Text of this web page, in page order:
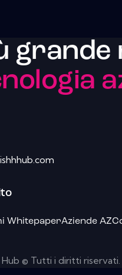
WhitepaperAziende AZ
Hub © Tutti i diritti riservati.